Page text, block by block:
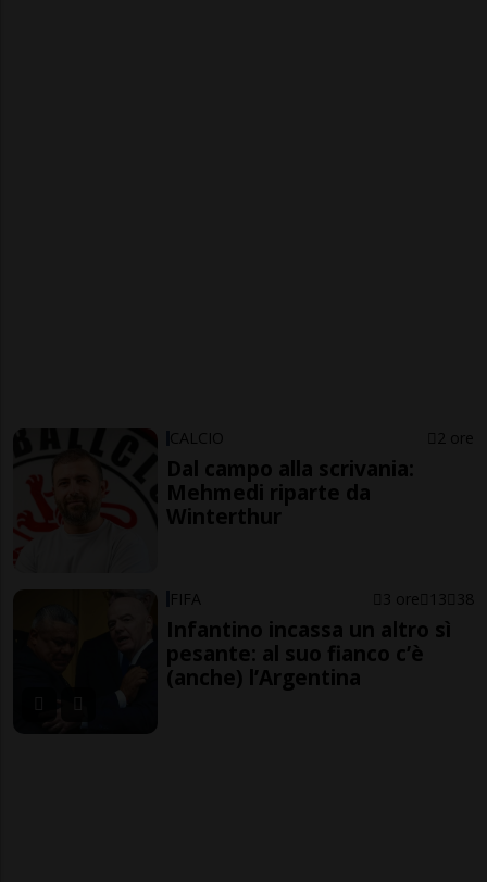
CALCIO 2 ore
Dal campo alla scrivania:
Mehmedi riparte da
Winterthur
FIFA 3 ore 13 38
Infantino incassa un altro sì
pesante: al suo fianco c’è
(anche) l’Argentina